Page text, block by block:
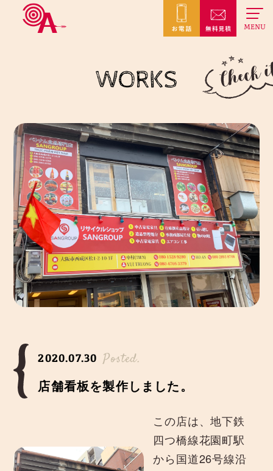
MENU
WORKS
2020.07.30 Posted.
店舗看板を製作しました。
この店は、地下鉄
四つ橋線花園町駅
から国道26号線沿